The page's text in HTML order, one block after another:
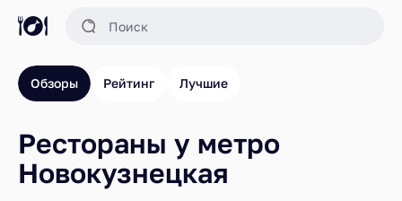
Обзоры Рейтинг Лучшие
Рестораны у метро
Новокузнецкая